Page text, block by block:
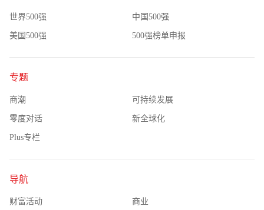
世界500强 中国500强
美国500强 500强榜单申报
专题
商潮 可持续发展
零度对话 新全球化
Plus专栏
导航
财富活动 商业